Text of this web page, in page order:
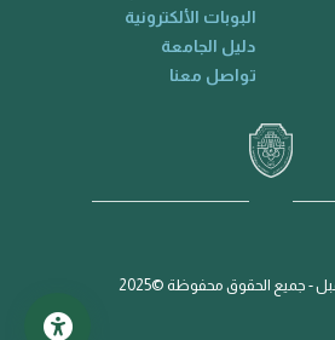
البوبات الألكترونية
دليل الجامعة
تواصل معنا
- جميع الحقوق محفوظة ©2025